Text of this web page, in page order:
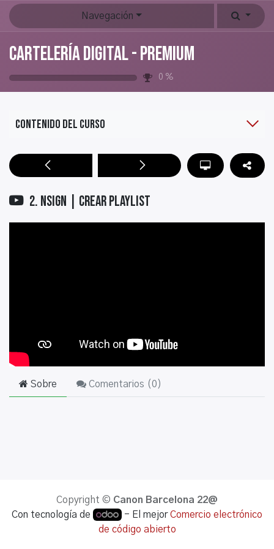
Navegación
Cartelería Digital - PREMIUM
0 %
Contenido del curso
2. NSIGN | Crear Playlist
Sobre Comentarios (0)
Copyright © Canon Barcelona 22@
Con tecnología de
- El mejorComercio electrónico
de código abierto